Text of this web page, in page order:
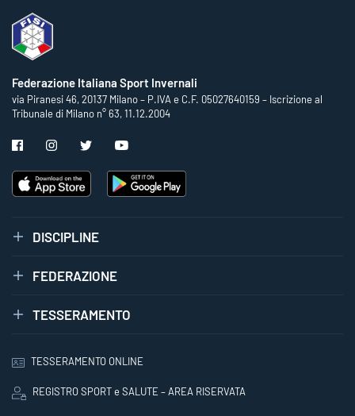
Federazione Italiana Sport Invernali
via Piranesi 46, 20137 Milano – P.IVA e C.F. 05027640159 – Iscrizione al
Tribunale di Milano n° 63, 11.12.2004
DISCIPLINE
FEDERAZIONE
TESSERAMENTO
TESSERAMENTO ONLINE
REGISTRO SPORT e SALUTE – AREA RISERVATA